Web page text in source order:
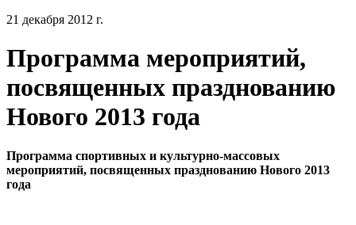
21 декабря 2012 г.
Программа мероприятий,
посвященных празднованию
Нового 2013 года
Программа спортивных и культурно-массовых
мероприятий, посвященных празднованию Нового 2013
года